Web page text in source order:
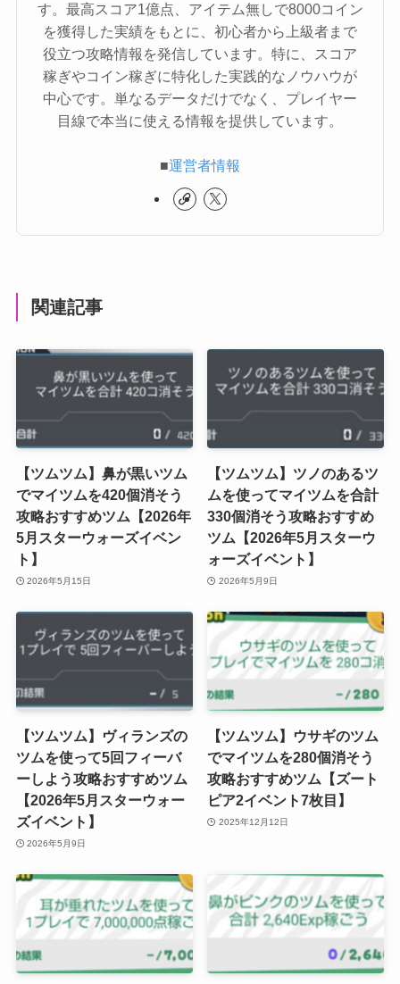
す。最高スコア1億点、アイテム無しで8000コイン
を獲得した実績をもとに、初心者から上級者まで
役立つ攻略情報を発信しています。特に、スコア
稼ぎやコイン稼ぎに特化した実践的なノウハウが
中心です。単なるデータだけでなく、プレイヤー
目線で本当に使える情報を提供しています。
■運営者情報
関連記事
【ツムツム】鼻が黒いツム
でマイツムを420個消そう
攻略おすすめツム【2026年
5月スターウォーズイベン
ト】
2026年5月15日
【ツムツム】ツノのあるツ
ムを使ってマイツムを合計
330個消そう攻略おすすめ
ツム【2026年5月スターウ
ォーズイベント】
2026年5月9日
【ツムツム】ヴィランズの
ツムを使って5回フィーバ
ーしよう攻略おすすめツム
【2026年5月スターウォー
ズイベント】
2026年5月9日
【ツムツム】ウサギのツム
でマイツムを280個消そう
攻略おすすめツム【ズート
ピア2イベント7枚目】
2025年12月12日